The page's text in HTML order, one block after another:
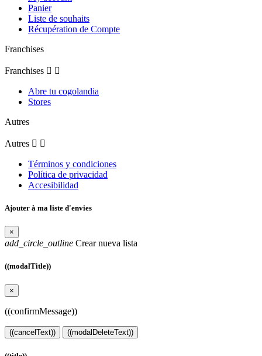
Panier
Liste de souhaits
Récupération de Compte
Franchises
Franchises  
Abre tu cogolandia
Stores
Autres
Autres  
Términos y condiciones
Política de privacidad
Accesibilidad
Ajouter à ma liste d'envies
×
add_circle_outline Crear nueva lista
((modalTitle))
×
((confirmMessage))
((cancelText)) ((modalDeleteText))